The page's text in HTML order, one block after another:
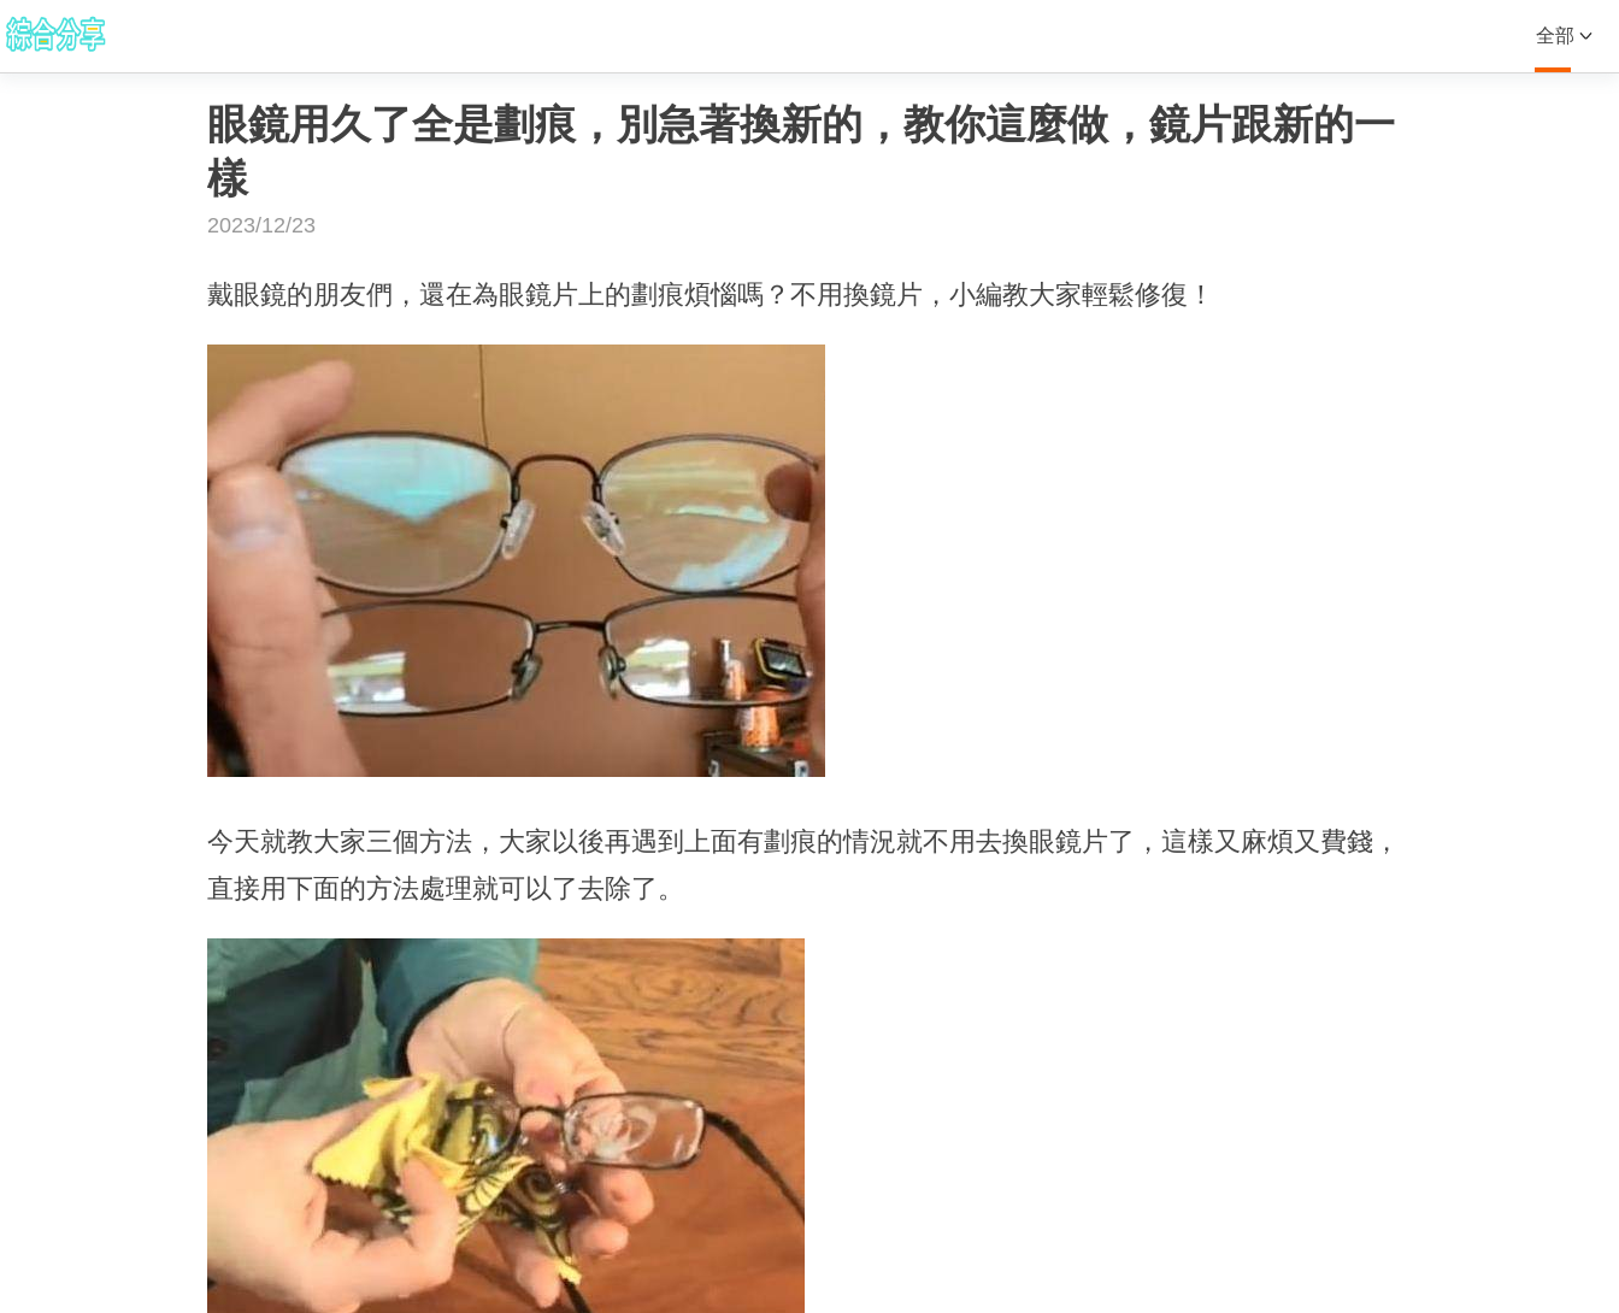
全部
眼鏡用久了全是劃痕，別急著換新的，教你這麼做，鏡片跟新的一
樣
2023/12/23
戴眼鏡的朋友們，還在為眼鏡片上的劃痕煩惱嗎？不用換鏡片，小編教大家輕鬆修復！
今天就教大家三個方法，大家以後再遇到上面有劃痕的情況就不用去換眼鏡片了，這樣又麻煩又費錢，
直接用下面的方法處理就可以了去除了。